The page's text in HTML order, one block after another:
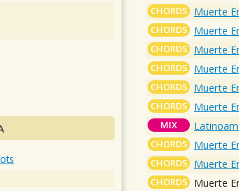
CHORDS Muerte
CHORDS Muerte
CHORDS Muerte
CHORDS Muerte
CHORDS Muerte
CHORDS Muerte
MIX
CHORDS Muerte
CHORDS Muerte
CHORDS Muerte